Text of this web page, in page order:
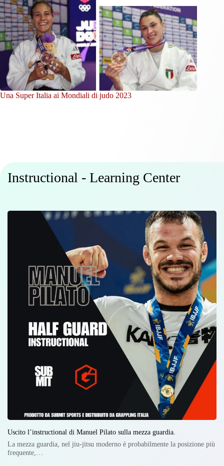
Una Super Italia ai Mondiali di judo 2023
Instructional - Learning Center
Uscito l’instructional di Manuel Pilato sulla mezza guardia.
La mezza guardia, nel jiu-jitsu moderno è probabilmente la posizione più
frequente,…